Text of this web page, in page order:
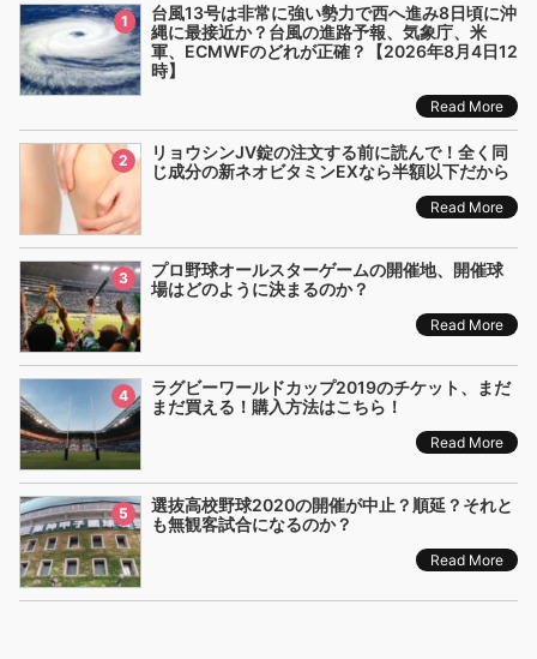
1
台風13号は非常に強い勢力で西へ進み8日頃に沖
縄に最接近か？台風の進路予報、気象庁、米
軍、ECMWFのどれが正確？【2026年8月4日12
時】
Read More
2
リョウシンJV錠の注文する前に読んで！全く同
じ成分の新ネオビタミンEXなら半額以下だから
Read More
3
プロ野球オールスターゲームの開催地、開催球
場はどのように決まるのか？
Read More
4
ラグビーワールドカップ2019のチケット、まだ
まだ買える！購入方法はこちら！
Read More
5
選抜高校野球2020の開催が中止？順延？それと
も無観客試合になるのか？
Read More